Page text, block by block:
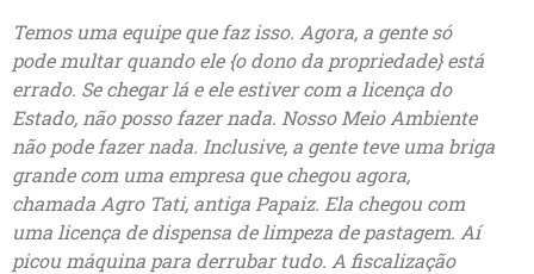
Temos uma equipe que faz isso. Agora, a gente só
pode multar quando ele {o dono da propriedade} está
errado. Se chegar lá e ele estiver com a licença do
Estado, não posso fazer nada. Nosso Meio Ambiente
não pode fazer nada. Inclusive, a gente teve uma briga
grande com uma empresa que chegou agora,
chamada Agro Tati, antiga Papaiz. Ela chegou com
uma licença de dispensa de limpeza de pastagem. Aí
picou máquina para derrubar tudo. A fiscalização